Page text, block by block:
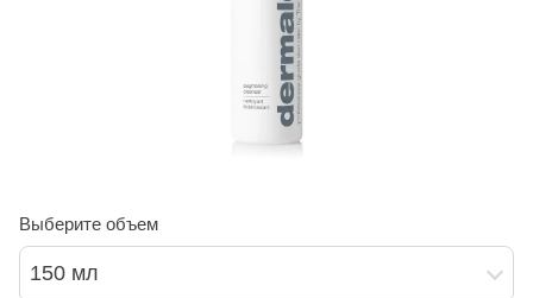
Выберите объем
150 мл